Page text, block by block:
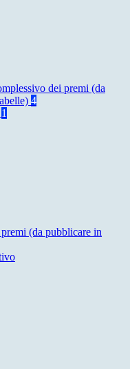
dei premi (da
4
1
(da pubblicare in